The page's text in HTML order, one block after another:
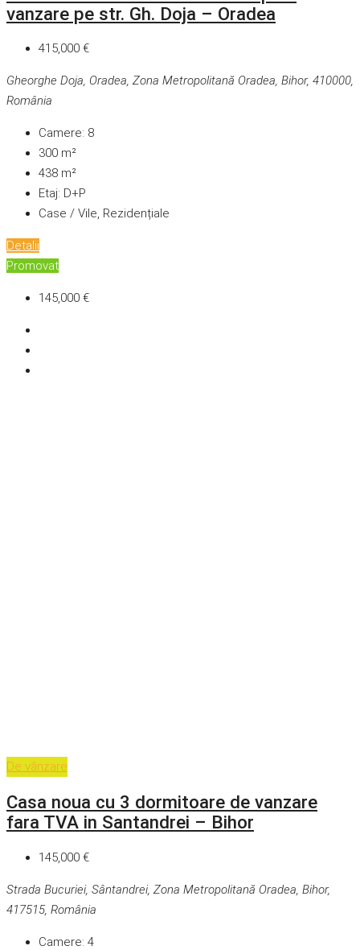
vanzare pe str. Gh. Doja – Oradea
415,000 €
Gheorghe Doja, Oradea, Zona Metropolitană Oradea, Bihor, 410000,
România
Camere: 8
300 m²
438 m²
Etaj: D+P
Case / Vile, Rezidențiale
Detalii
Promovat
145,000 €
De vânzare
Casa noua cu 3 dormitoare de vanzare
fara TVA in Santandrei – Bihor
145,000 €
Strada Bucuriei, Sântandrei, Zona Metropolitană Oradea, Bihor,
417515, România
Camere: 4